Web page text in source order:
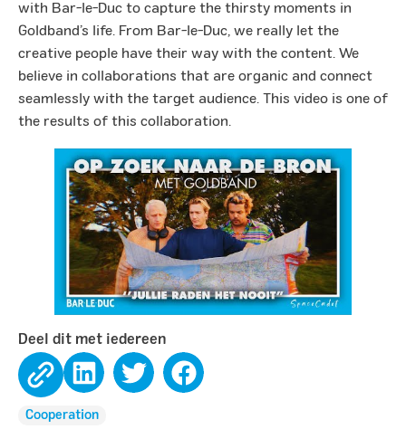
with Bar-le-Duc to capture the thirsty moments in
Goldband’s life. From Bar-le-Duc, we really let the
creative people have their way with the content. We
believe in collaborations that are organic and connect
seamlessly with the target audience. This video is one of
the results of this collaboration.
Deel dit met iedereen
Cooperation